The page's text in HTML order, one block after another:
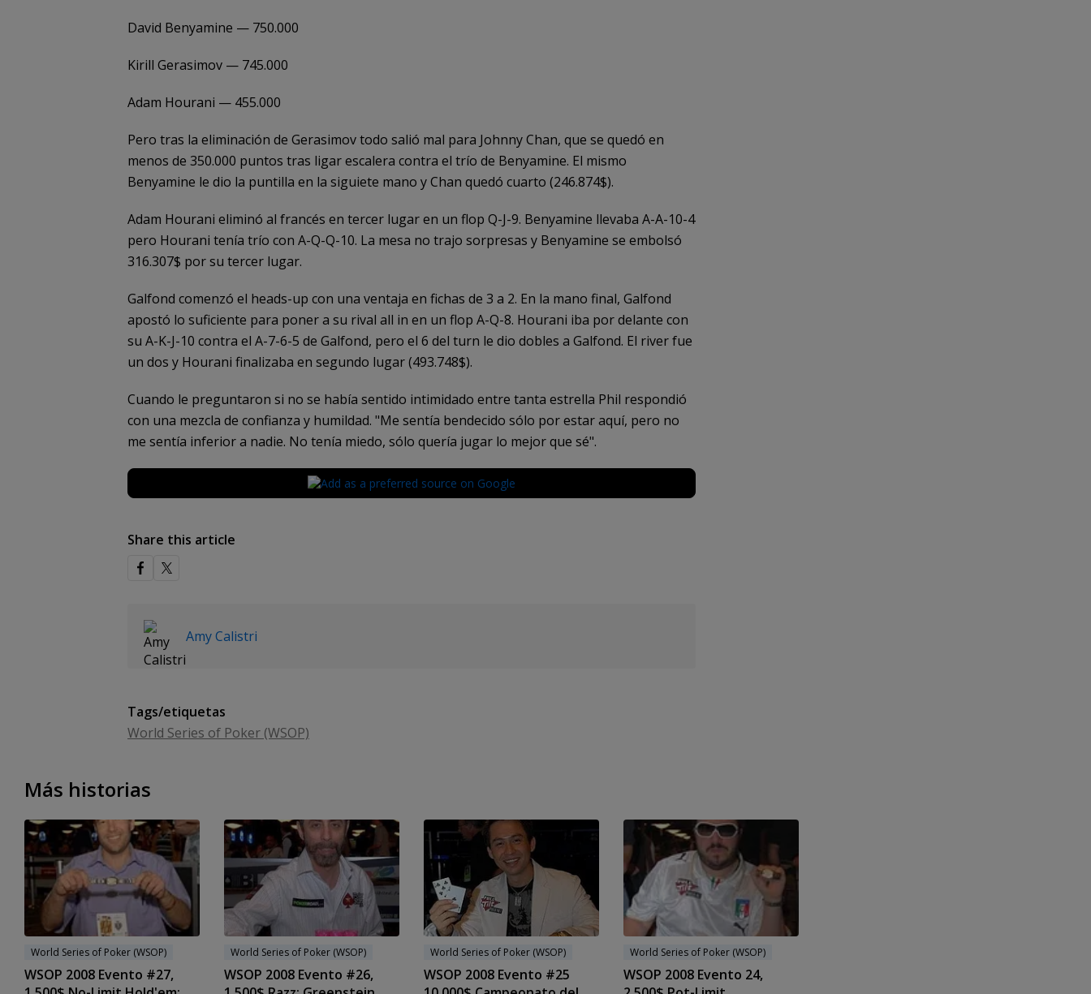
David Benyamine — 750.000
Kirill Gerasimov — 745.000
Adam Hourani — 455.000
Pero tras la eliminación de Gerasimov todo salió mal para Johnny Chan, que se quedó en
menos de 350.000 puntos tras ligar escalera contra el trío de Benyamine. El mismo
Benyamine le dio la puntilla en la siguiete mano y Chan quedó cuarto (246.874$).
Adam Hourani eliminó al francés en tercer lugar en un flop Q-J-9. Benyamine llevaba A-A-10-4
pero Hourani tenía trío con A-Q-Q-10. La mesa no trajo sorpresas y Benyamine se embolsó
316.307$ por su tercer lugar.
Galfond comenzó el heads-up con una ventaja en fichas de 3 a 2. En la mano final, Galfond
apostó lo suficiente para poner a su rival all in en un flop A-Q-8. Hourani iba por delante con
su A-K-J-10 contra el A-7-6-5 de Galfond, pero el 6 del turn le dio dobles a Galfond. El river fue
un dos y Hourani finalizaba en segundo lugar (493.748$).
Cuando le preguntaron si no se había sentido intimidado entre tanta estrella Phil respondió
con una mezcla de confianza y humildad. "Me sentía bendecido sólo por estar aquí, pero no
me sentía inferior a nadie. No tenía miedo, sólo quería jugar lo mejor que sé".
Share this article
Amy Calistri
Tags/etiquetas
World Series of Poker (WSOP)
Más historias
World Series of Poker (WSOP)
WSOP 2008 Evento #27,
World Series of Poker (WSOP)
WSOP 2008 Evento #26,
World Series of Poker (WSOP)
WSOP 2008 Evento #25
World Series of Poker (WSOP)
WSOP 2008 Evento 24,